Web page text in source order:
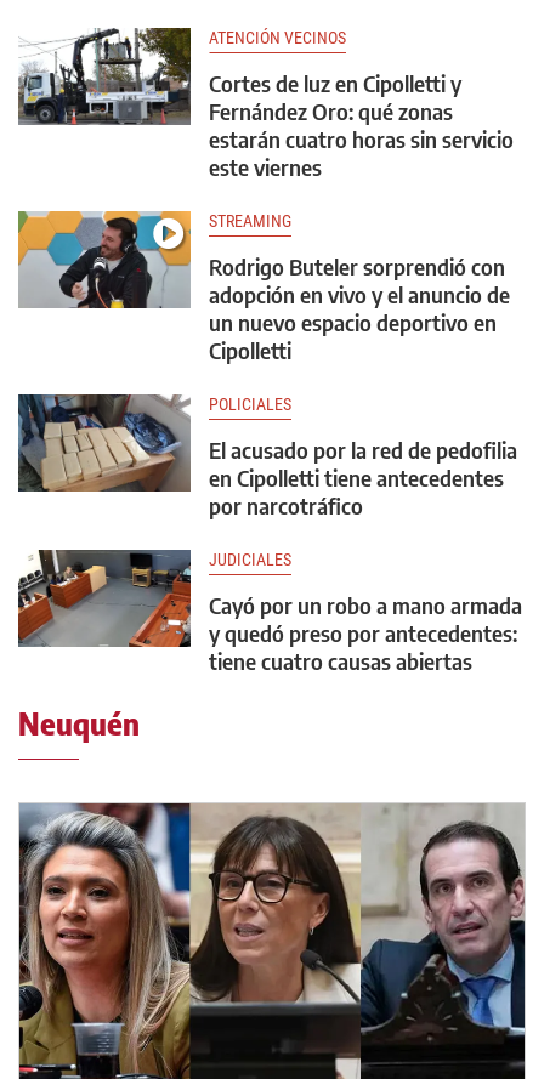
ATENCIÓN VECINOS
Cortes de luz en Cipolletti y
Fernández Oro: qué zonas
estarán cuatro horas sin servicio
este viernes
STREAMING
Rodrigo Buteler sorprendió con
adopción en vivo y el anuncio de
un nuevo espacio deportivo en
Cipolletti
POLICIALES
El acusado por la red de pedofilia
en Cipolletti tiene antecedentes
por narcotráfico
JUDICIALES
Cayó por un robo a mano armada
y quedó preso por antecedentes:
tiene cuatro causas abiertas
Neuquén